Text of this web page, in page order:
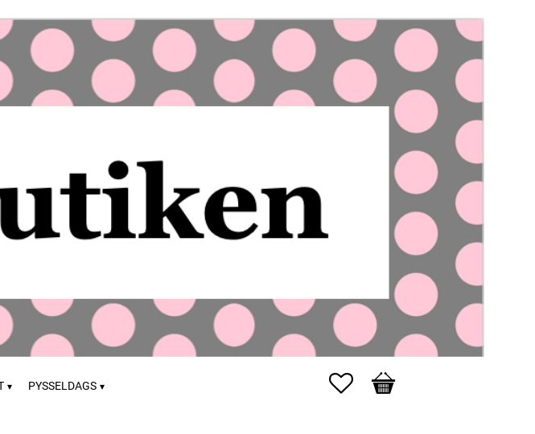
PYSSELDAGS Favoriter
Kundvagn